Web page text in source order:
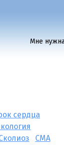
Мне
сердца
СМА